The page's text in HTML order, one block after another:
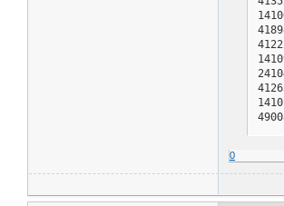
0